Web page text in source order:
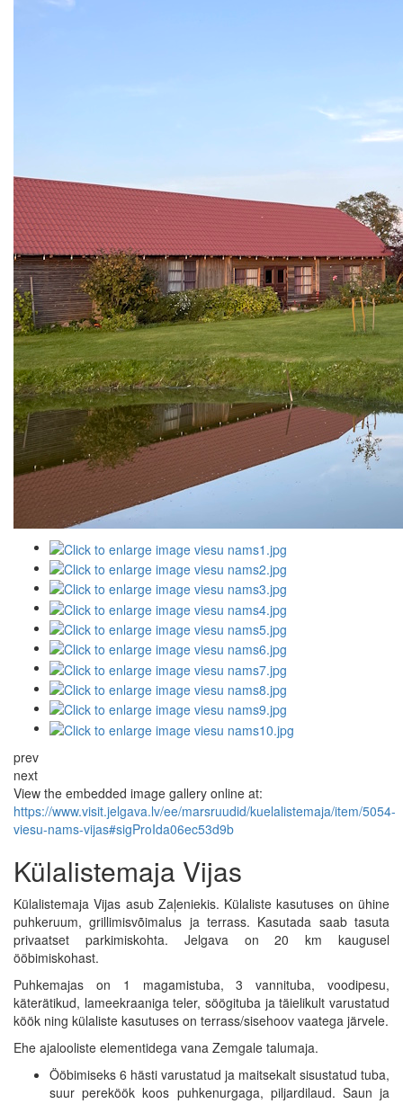
prev
next
View the embedded image gallery online at:
https://www.visit.jelgava.lv/ee/marsruudid/kuelalistemaja/item/5054-
viesu-nams-vijas#sigProIda06ec53d9b
Külalistemaja Vijas
Külalistemaja Vijas asub Zaļeniekis. Külaliste kasutuses on ühine
puhkeruum, grillimisvõimalus ja terrass. Kasutada saab tasuta
privaatset parkimiskohta. Jelgava on 20 km kaugusel
ööbimiskohast.
Puhkemajas on 1 magamistuba, 3 vannituba, voodipesu,
käterätikud, lameekraaniga teler, söögituba ja täielikult varustatud
köök ning külaliste kasutuses on terrass/sisehoov vaatega järvele.
Ehe ajalooliste elementidega vana Zemgale talumaja.
Ööbimiseks 6 hästi varustatud ja maitsekalt sisustatud tuba,
suur pereköök koos puhkenurgaga, piljardilaud. Saun ja